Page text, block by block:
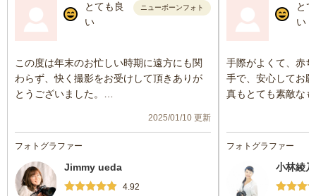
とても良
い
ニューボーンフォト
この度は年末のお忙しい時期に遠方にも関
わらず、快く撮影をお受けして頂きありが
とうございました。
撮影中もご迷惑をおかけすることだらけで
したが、嫌な顔一つせずに優しく接して頂
たことが何より有り難く、嬉しかったで
す。
2025/01/10 更新
フォトグラファー
Jimmy ueda
4.92
と
い
手際がよくて、赤
手で、安心してお
真もとても素敵な
フォトグラファー
小林綾乃